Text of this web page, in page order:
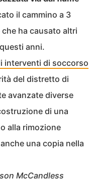
il cammino a 3
ha causato altri
anni.
interventi di soccorso
del distretto di
avanzate diverse
di una
alla rimozione
una copia nella
McCandless